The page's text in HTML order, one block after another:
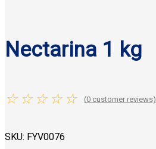
Nectarina 1 kg
☆ ☆ ☆ ☆ ☆ (0 customer reviews)
SKU: FYV0076